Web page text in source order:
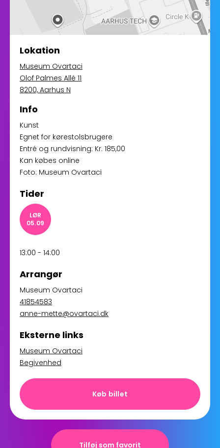
Lokation
Museum Ovartaci
Olof Palmes Allé 11
8200, Aarhus N
Info
Kunst
Egnet for kørestolsbrugere
Entré og rundvisning: Kr. 185,00
Kan købes online
Foto: Museum Ovartaci
Tider
LØR
05.09
13:00 - 14:00
Arrangør
Museum Ovartaci
41854583
anne-mette@ovartaci.dk
Eksterne links
Museum Ovartaci
Begivenhed
Køb billet
Tilføj som favorit